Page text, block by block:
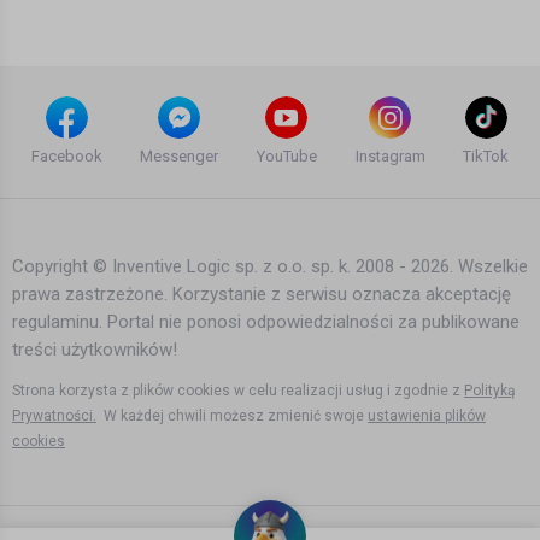
Yuri Kane - Right Back (Official Video)
Sasha Lopez feat Broono & Ale Blake
- Weekend (Official New Video)
Teledyski i Muzyka
(Official Video)
Michał .
Facebook Messenger YouTube Instagram TikTok
Copyright © Inventive Logic sp. z o.o. sp. k. 2008 - 2026. Wszelkie
prawa zastrzeżone. Korzystanie z serwisu oznacza akceptację
regulaminu. Portal nie ponosi odpowiedzialności za publikowane
treści użytkowników!
Strona korzysta z plików cookies w celu realizacji usług i zgodnie z Polityką
Prywatności. W każdej chwili możesz zmienić swoje ustawienia plików
cookies